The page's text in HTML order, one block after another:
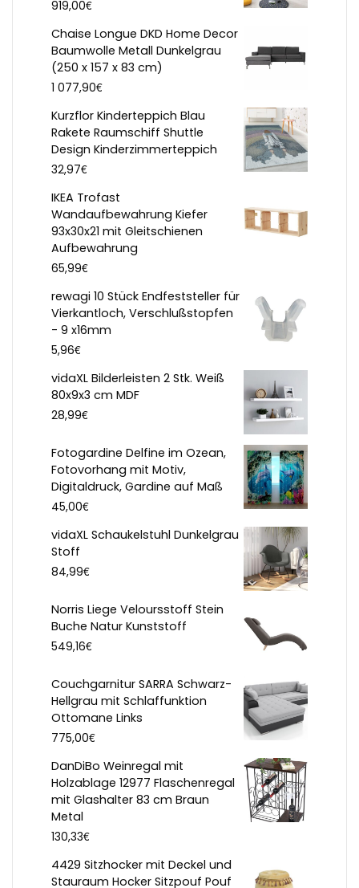
919,00€
Chaise Longue DKD Home Decor
Baumwolle Metall Dunkelgrau
(250 x 157 x 83 cm)
1 077,90€
Kurzflor Kinderteppich Blau
Rakete Raumschiff Shuttle
Design Kinderzimmerteppich
32,97€
IKEA Trofast
Wandaufbewahrung Kiefer
93x30x21 mit Gleitschienen
Aufbewahrung
65,99€
rewagi 10 Stück Endfeststeller für
Vierkantloch, Verschlußstopfen
- 9 x16mm
5,96€
vidaXL Bilderleisten 2 Stk. Weiß
80x9x3 cm MDF
28,99€
Fotogardine Delfine im Ozean,
Fotovorhang mit Motiv,
Digitaldruck, Gardine auf Maß
45,00€
vidaXL Schaukelstuhl Dunkelgrau
Stoff
84,99€
Norris Liege Veloursstoff Stein
Buche Natur Kunststoff
549,16€
Couchgarnitur SARRA Schwarz-
Hellgrau mit Schlaffunktion
Ottomane Links
775,00€
DanDiBo Weinregal mit
Holzablage 12977 Flaschenregal
mit Glashalter 83 cm Braun
Metal
130,33€
4429 Sitzhocker mit Deckel und
Stauraum Hocker Sitzpouf Pouf